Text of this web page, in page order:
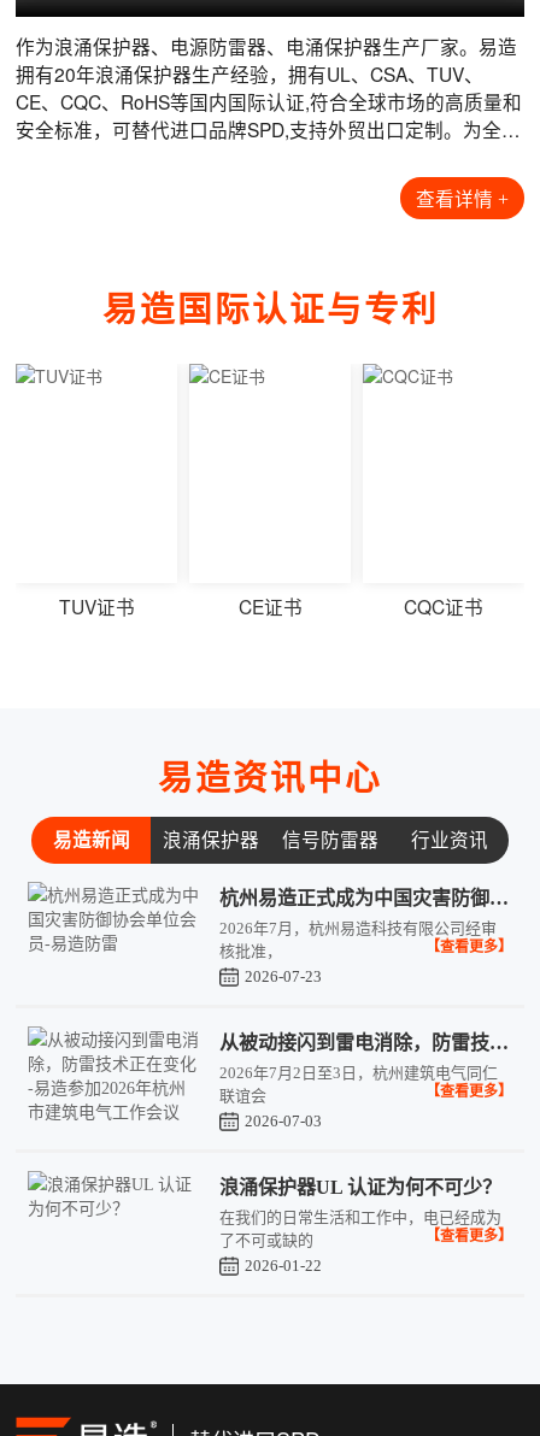
阻断等不可
数据机房项目案例 【查看全部+】
工商业储能项目浪涌保护器配套-易造防雷
雷击危
风力发电项目案例 【查看全部+】
工商业储能项目浪涌保护器配套-易造防雷
光伏发电项目案例 【查看全部+】
工商业储能项目浪涌保护器配套-易造防雷
拖动转盘引
港口码头项目案例 【查看全部+】
工商业储能项目浪涌保护器配套-易造防雷
作为浪涌保护器、电源防雷器、电涌保护器生产厂家。易造
拥有20年浪涌保护器生产经验，拥有UL、CSA、TUV、
CE、CQC、RoHS等国内国际认证,符合全球市场的高质量和
安全标准，可替代进口品牌SPD,支持外贸出口定制。为全球
查看详情 +
易造国际认证与专利
CE证书 CQC证书 RoHS证书
易造资讯中心
易造新闻 浪涌保护器 信号防雷器 行业资讯
常见问题
杭州易造正式成为中国灾害防御协会单位会员-易造防雷
2026年7月，杭州易造科技有限公司经审
核批准，
【查看更多】
2026-07-23
从被动接闪到雷电消除，防雷技术正在变化 -易造参加2026年杭州市建筑电气工作会议
2026年7月2日至3日，杭州建筑电气同仁
联谊会
【查看更多】
2026-07-03
浪涌保护器UL 认证为何不可少？
在我们的日常生活和工作中，电已经成为
了不可或缺的
【查看更多】
2026-01-22